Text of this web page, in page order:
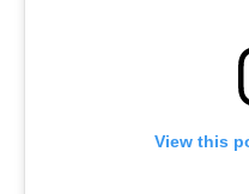
View this